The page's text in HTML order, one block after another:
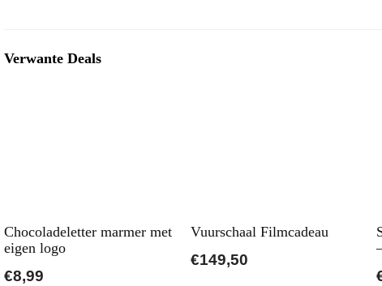
Verwante Deals
Chocoladeletter marmer met
eigen logo
€8,99
Vuurschaal Filmcadeau
€149,50